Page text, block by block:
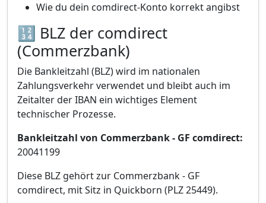
Wie du dein comdirect-Konto korrekt angibst
🔢 BLZ der comdirect
(Commerzbank)
Die Bankleitzahl (BLZ) wird im nationalen
Zahlungsverkehr verwendet und bleibt auch im
Zeitalter der IBAN ein wichtiges Element
technischer Prozesse.
Bankleitzahl von Commerzbank - GF comdirect:
20041199
Diese BLZ gehört zur Commerzbank - GF
comdirect, mit Sitz in Quickborn (PLZ 25449).